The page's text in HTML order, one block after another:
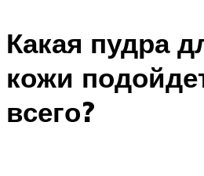
Какая пудра
кожи
всего?